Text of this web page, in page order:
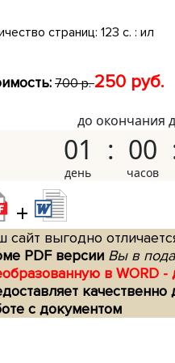
страниц: 123 с. : ил
700 р.250 руб.
до окончания
01 00
+
сайт выгодно
PDF версии Вы в
в WORD -
с документом